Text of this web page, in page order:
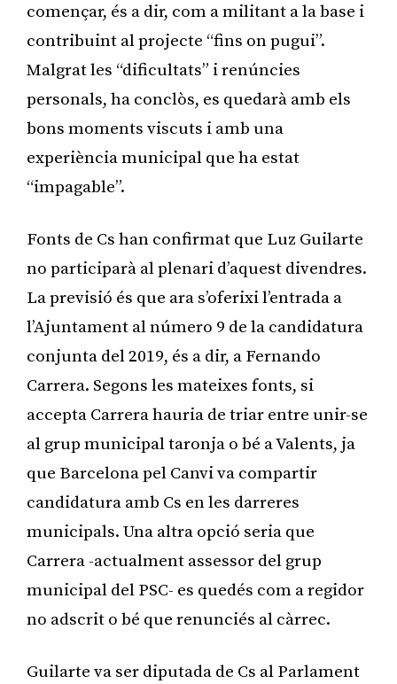
començar, és a dir, com a militant a la base i
contribuint al projecte “fins on pugui”.
Malgrat les “dificultats” i renúncies
personals, ha conclòs, es quedarà amb els
bons moments viscuts i amb una
experiència municipal que ha estat
“impagable”.
Fonts de Cs han confirmat que Luz Guilarte
no participarà al plenari d’aquest divendres.
La previsió és que ara s’oferixi l’entrada a
l’Ajuntament al número 9 de la candidatura
conjunta del 2019, és a dir, a Fernando
Carrera. Segons les mateixes fonts, si
accepta Carrera hauria de triar entre unir-se
al grup municipal taronja o bé a Valents, ja
que Barcelona pel Canvi va compartir
candidatura amb Cs en les darreres
municipals. Una altra opció seria que
Carrera -actualment assessor del grup
municipal del PSC- es quedés com a regidor
no adscrit o bé que renunciés al càrrec.
Guilarte va ser diputada de Cs al Parlament